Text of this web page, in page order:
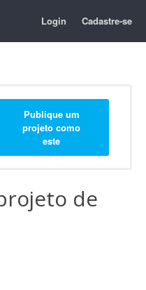
Login Cadastre-se
Publique um
projeto como
este
de